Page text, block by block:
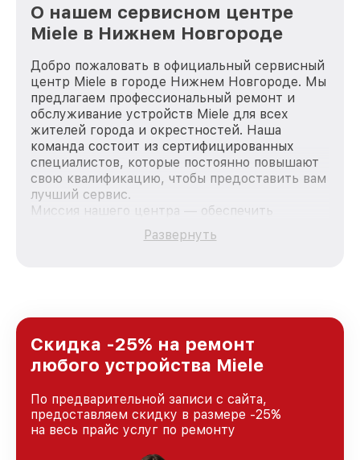
О нашем сервисном центре
Miele в Нижнем Новгороде
Добро пожаловать в официальный сервисный
центр Miele в городе Нижнем Новгороде. Мы
предлагаем профессиональный ремонт и
обслуживание устройств Miele для всех
жителей города и окрестностей. Наша
команда состоит из сертифицированных
специалистов, которые постоянно повышают
свою квалификацию, чтобы предоставить вам
лучший сервис.
Миссия нашего центра — обеспечить
качественный и доступный ремонт для
каждого пользователя продукции Miele, вне
Нижнем Новгороде, постоянно повышая
уровень доверия и лояльности наших
клиентов.
Развернуть
Скидка -25% на ремонт
любого устройства Miele
По предварительной записи с сайта,
предоставляем скидку в размере -25%
на весь прайс услуг по ремонту